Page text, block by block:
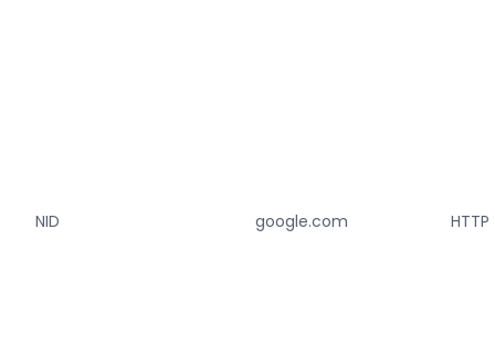
NID google.com HTTP